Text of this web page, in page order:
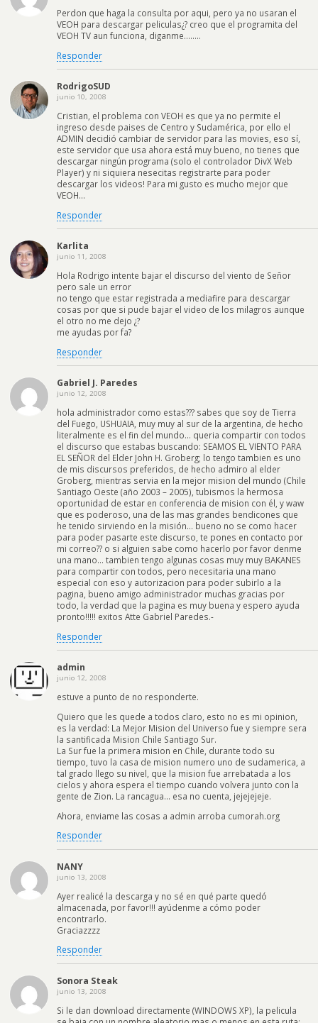
Perdon que haga la consulta por aqui, pero ya no usaran el
VEOH para descargar peliculas¿? creo que el programita del
VEOH TV aun funciona, diganme……..
Responder
RodrigoSUD
junio 10, 2008
Cristian, el problema con VEOH es que ya no permite el
ingreso desde paises de Centro y Sudamérica, por ello el
ADMIN decidió cambiar de servidor para las movies, eso sí,
este servidor que usa ahora está muy bueno, no tienes que
descargar ningún programa (solo el controlador DivX Web
Player) y ni siquiera nesecitas registrarte para poder
descargar los videos! Para mi gusto es mucho mejor que
VEOH…
Responder
Karlita
junio 11, 2008
Hola Rodrigo intente bajar el discurso del viento de Señor
pero sale un error
no tengo que estar registrada a mediafire para descargar
cosas por que si pude bajar el video de los milagros aunque
el otro no me dejo ¿?
me ayudas por fa?
Responder
Gabriel J. Paredes
junio 12, 2008
hola administrador como estas??? sabes que soy de Tierra
del Fuego, USHUAIA, muy muy al sur de la argentina, de hecho
literalmente es el fin del mundo… queria compartir con todos
el discurso que estabas buscando: SEAMOS EL VIENTO PARA
EL SEÑOR del Elder John H. Groberg; lo tengo tambien es uno
de mis discursos preferidos, de hecho admiro al elder
Groberg, mientras servia en la mejor mision del mundo (Chile
Santiago Oeste (año 2003 – 2005), tubismos la hermosa
oportunidad de estar en conferencia de mision con él, y waw
que es poderoso, una de las mas grandes bendicones que
he tenido sirviendo en la misión… bueno no se como hacer
para poder pasarte este discurso, te pones en contacto por
mi correo?? o si alguien sabe como hacerlo por favor denme
una mano… tambien tengo algunas cosas muy muy BAKANES
para compartir con todos, pero necesitaria una mano
especial con eso y autorizacion para poder subirlo a la
pagina, bueno amigo administrador muchas gracias por
todo, la verdad que la pagina es muy buena y espero ayuda
pronto!!!!! exitos Atte Gabriel Paredes.-
Responder
admin
junio 12, 2008
estuve a punto de no responderte.
Quiero que les quede a todos claro, esto no es mi opinion,
es la verdad: La Mejor Mision del Universo fue y siempre sera
la santificada Mision Chile Santiago Sur.
La Sur fue la primera mision en Chile, durante todo su
tiempo, tuvo la casa de mision numero uno de sudamerica, a
tal grado llego su nivel, que la mision fue arrebatada a los
cielos y ahora espera el tiempo cuando volvera junto con la
gente de Zion. La rancagua… esa no cuenta, jejejejeje.
Ahora, enviame las cosas a admin arroba cumorah.org
Responder
NANY
junio 13, 2008
Ayer realicé la descarga y no sé en qué parte quedó
almacenada, por favor!!! ayúdenme a cómo poder
encontrarlo.
Graciazzzz
Responder
Sonora Steak
junio 13, 2008
Si le dan download directamente (WINDOWS XP), la pelicula